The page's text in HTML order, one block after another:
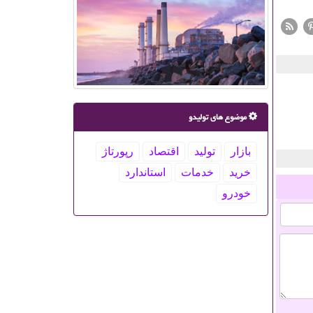
موضوع های تولیدو
بازار تولید اقتصاد
رپورتاژ
خرید
خدمات
استاندارد
خودرو